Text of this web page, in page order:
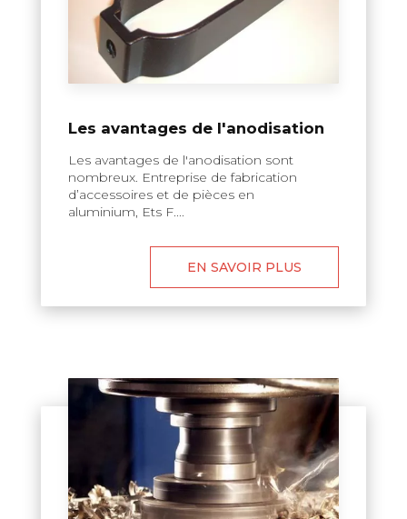
Les avantages de l'anodisation
Les avantages de l'anodisation sont
nombreux. Entreprise de fabrication
d’accessoires et de pièces en
aluminium, Ets F....
EN SAVOIR PLUS